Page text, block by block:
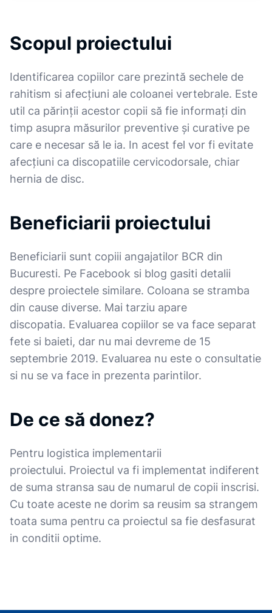
Scopul proiectului
Identificarea copiilor care prezintă sechele de
rahitism si afecțiuni ale coloanei vertebrale. Este
util ca părinții acestor copii să fie informați din
timp asupra măsurilor preventive și curative pe
care e necesar să le ia. In acest fel vor fi evitate
afecțiuni ca discopatiile cervicodorsale, chiar
hernia de disc.
Beneficiarii proiectului
Beneficiarii sunt copiii angajatilor BCR din
Bucuresti. Pe Facebook si blog gasiti detalii
despre proiectele similare. Coloana se stramba
din cause diverse. Mai tarziu apare
discopatia. Evaluarea copiilor se va face separat
fete si baieti, dar nu mai devreme de 15
septembrie 2019. Evaluarea nu este o consultatie
si nu se va face in prezenta parintilor.
De ce să donez?
Pentru logistica implementarii
proiectului. Proiectul va fi implementat indiferent
de suma stransa sau de numarul de copii inscrisi.
Cu toate aceste ne dorim sa reusim sa strangem
toata suma pentru ca proiectul sa fie desfasurat
in conditii optime.